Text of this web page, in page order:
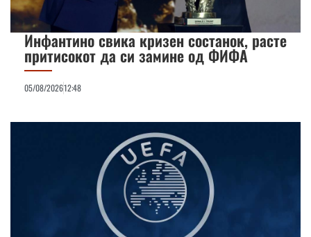
Инфантино свика кризен состанок, расте
притисокот да си замине од ФИФА
05/08/202612:48